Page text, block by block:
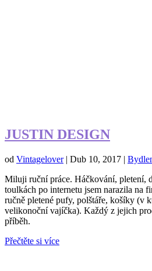
JUSTIN DESIGN
od Vintagelover| Dub 10, 2017 |
Miluji ruční práce. Háčkování, pletení,
toulkách po internetu jsem narazila na
ručně pletené pufy, polštáře, košíky (v
velikonoční vajíčka). Každý z jejich
příběh.
Přečtěte si více